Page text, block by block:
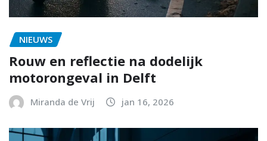
NIEUWS
Rouw en reflectie na dodelijk
motorongeval in Delft
Miranda de Vrij jan 16, 2026